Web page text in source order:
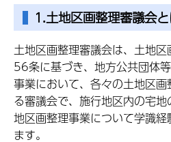
1.土地区画整理審議会
土地区画整理審議会は、土地
56条に基づき、地方公共団体
事業において、各々の土地区
る審議会で、施行地区内の宅
地区画整理事業について学識
ます。